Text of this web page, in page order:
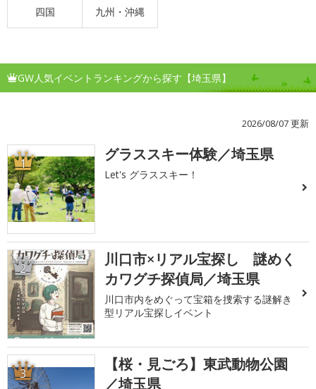
四国 九州・沖縄
GW人気イベントランキングから探す【埼玉県】
2026/08/07 更新
1 グラススキー体験／埼玉県
Let's グラススキー！
2
川口市×リアル宝探し 謎めく
カワグチ探偵局／埼玉県
川口市内をめぐって宝箱を捜索する謎解き
型リアル宝探しイベント
3
【桜・見ごろ】東武動物公園
／埼玉県